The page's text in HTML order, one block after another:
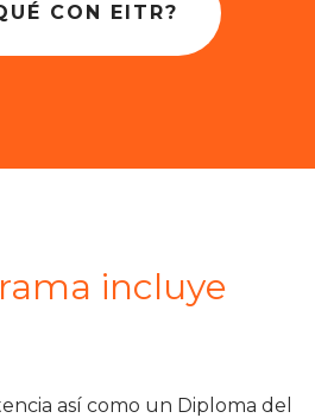
CON EITR?
incluye
así como un Diploma del